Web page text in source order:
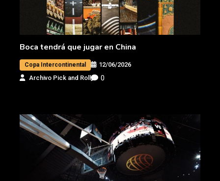
Boca tendrá que jugar en China
Copa Intercontinental
12/06/2026
Archivo Pick and Roll
0